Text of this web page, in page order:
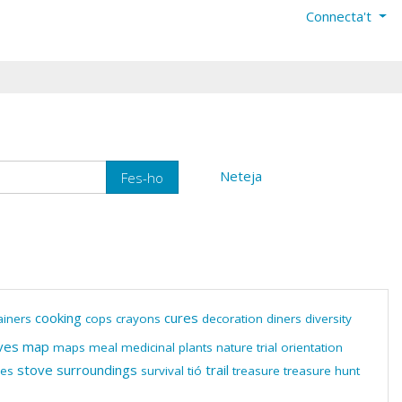
Connecta't
Neteja
cooking cops crayons cures decoration diners diversity
map maps meal medicinal plants nature trial orientation
stove surroundings survival tió trail treasure treasure hunt